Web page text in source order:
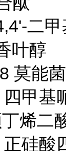
二
叶醇
莫能
甲基
烯二
硅酸